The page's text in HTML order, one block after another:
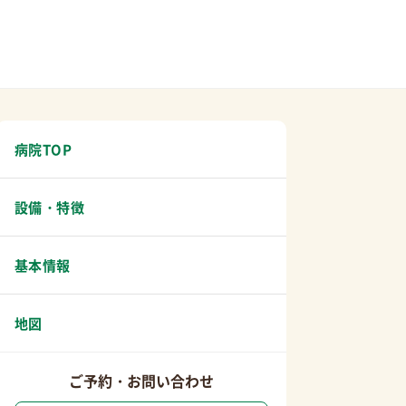
病院TOP
設備・特徴
基本情報
地図
ご予約・お問い合わせ